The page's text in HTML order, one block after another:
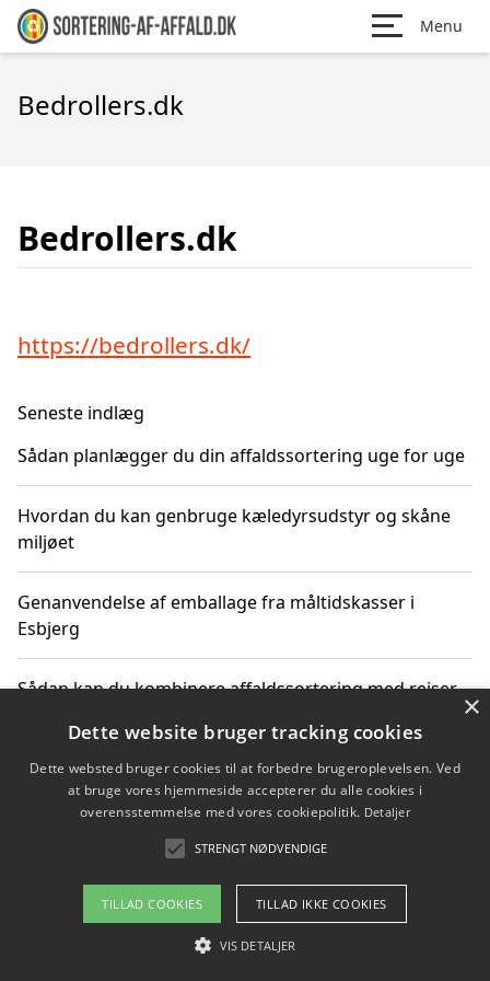
Menu
Bedrollers.dk
Bedrollers.dk
https://bedrollers.dk/
Seneste indlæg
Sådan planlægger du din affaldssortering uge for uge
Hvordan du kan genbruge kæledyrsudstyr og skåne
miljøet
Genanvendelse af emballage fra måltidskasser i
Esbjerg
Sådan kan du kombinere affaldssortering med rejser
Hvordan affaldssortering kan bidrage til co2 reduktion
Om / kontakt
Blog Betingelser
×
Dette website bruger tracking cookies
Dette websted bruger cookies til at forbedre brugeroplevelsen. Ved
at bruge vores hjemmeside accepterer du alle cookies i
overensstemmelse med vores cookiepolitik. Detaljer
STRENGT NØDVENDIGE
TILLAD COOKIES TILLAD IKKE COOKIES
VIS DETALJER